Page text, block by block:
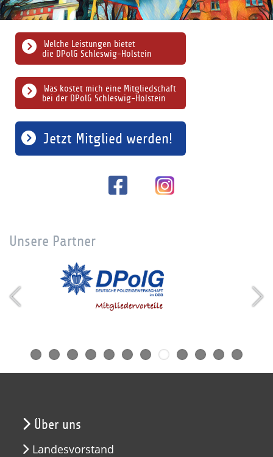
Was kostet mich eine Mitgliedschaft
bei der DPolG Schleswig-Holstein
Welche Leistungen bietet
die DPolG Schleswig-Holstein
Jetzt Mitglied werden!
Unsere Partner
Über uns
Landesvorstand